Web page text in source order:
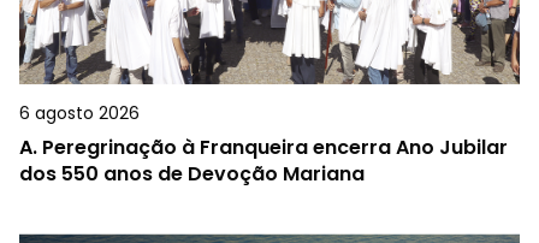
6 agosto 2026
A. Peregrinação à Franqueira encerra Ano Jubilar
dos 550 anos de Devoção Mariana